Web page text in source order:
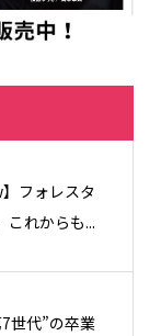
フォレスタ
これからも...
世代”の卒業